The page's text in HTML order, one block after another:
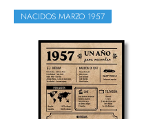
NACIDOS MARZO 1957